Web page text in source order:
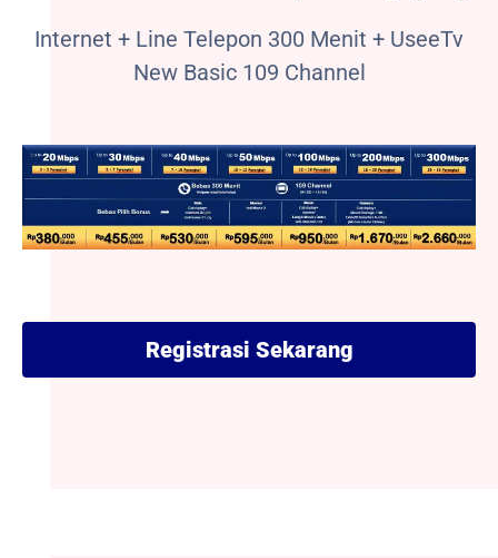
Internet + Line Telepon 300 Menit + UseeTv
New Basic 109 Channel
Registrasi Sekarang